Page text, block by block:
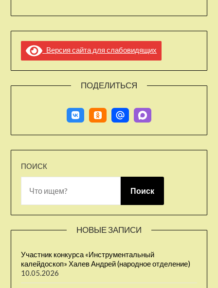
Версия сайта для слабовидящих
ПОДЕЛИТЬСЯ
ПОИСК
Поиск
НОВЫЕ ЗАПИСИ
Участник конкурса «Инструментальный
калейдоскоп» Халев Андрей (народное отделение)
10.05.2026